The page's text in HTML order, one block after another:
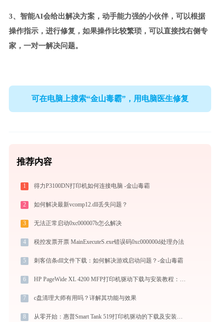
3、智能AI会给出解决方案，动手能力强的小伙伴，可以根据
操作指示，进行修复，如果操作比较繁琐，可以直接找右侧专
家，一对一解决问题。
可在电脑上搜索“金山毒霸”，用电脑医生修复
推荐内容
1 得力P3100DN打印机如何连接电脑 -金山毒霸
2 如何解决最新vcomp12.dll丢失问题？
3 无法正常启动0xc000007b怎么解决
4 税控发票开票 MainExecuteS.exe错误码0xc000000d处理办法
5 刺客信条dll文件下载：如何解决游戏启动问题？-金山毒霸
6 HP PageWide XL 4200 MFP打印机驱动下载与安装教程：新手也能轻松搞定
7 c盘清理大师有用吗？详解其功能与效果
8 从零开始：惠普Smart Tank 519打印机驱动的下载及安装流程